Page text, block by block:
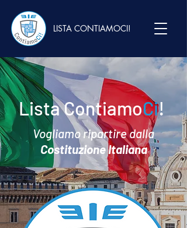
LISTA CONTIAMOCI!
Lista ContiamoCi!
Vogliamo ripartire dalla
Costituzione Italiana